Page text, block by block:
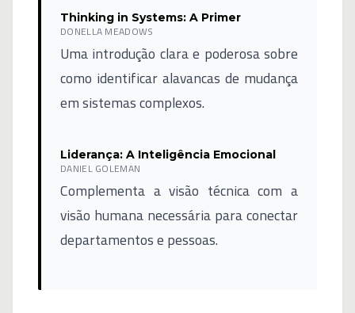
Thinking in Systems: A Primer
DONELLA MEADOWS
Uma introdução clara e poderosa sobre
como identificar alavancas de mudança
em sistemas complexos.
Liderança: A Inteligência Emocional
DANIEL GOLEMAN
Complementa a visão técnica com a
visão humana necessária para conectar
departamentos e pessoas.